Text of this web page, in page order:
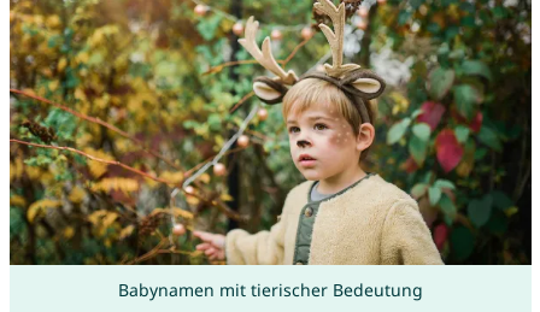
Babynamen mit tierischer Bedeutung